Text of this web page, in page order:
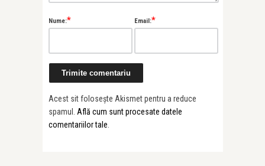
Nume:* Email:*
Acest sit folosește Akismet pentru a reduce
spamul. Află cum sunt procesate datele
comentariilor tale